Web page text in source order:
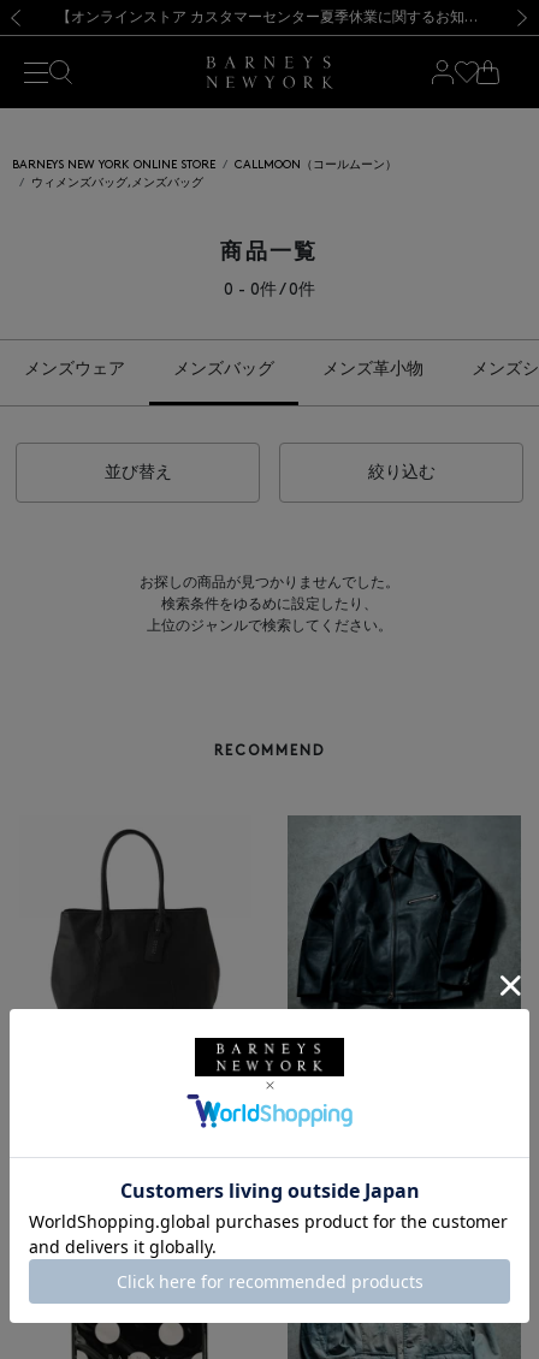
新規登録のお客様も対象！＜MY BARNEYS＞会員のお客様は11,000円（税込）以上のお買上げで常時送料無料！お買い物の際は会員登録を！
【夏季休業に伴う出荷一時停止のお知らせ】(2026.8.7) 【オンラインストア カスタマーセンター夏季休業に関するお知らせ】（2026.8.7）
【夏季休業に伴う返品・交換承り一時停止のお知らせ】（2026.8.5）
熊本県を中心とした地震の影響によるお荷物のお届けについて
【開催中】SUMMER SALEのご案内・ご注意事項 新規登録のお客様も対象！＜MY BARNEYS＞会員のお客様は11,000円（税込）以上のお買上げで常時送料無料！お買い物の際は会員登録を！
【夏季休業に伴う出荷一時停止のお知らせ】(2026.8.7)
BARNEYS NEW YORK ONLINE STORE
CALLMOON（コールムーン）
ウィメンズバッグ,メンズバッグ
商品一覧
0 - 0件 / 0件
メンズウェア メンズバッグ メンズ革小物 メンズ
並び替え 絞り込む
お探しの商品が見つかりませんでした。
検索条件をゆるめに設定したり、
上位のジャンルで検索してください。
RECOMMEND
レザートートバッグ（M）
NEW
BARNEYS NEW YORK
BARNEYS NEW YORK by ANC
¥165,000